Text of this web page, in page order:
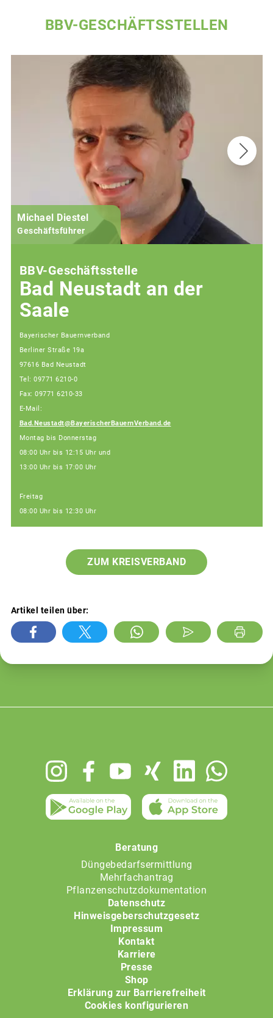
BBV-GESCHÄFTSSTELLEN
Michael Diestel
Geschäftsführer
BBV-Geschäftsstelle
Bad Neustadt an der
Saale
Bayerischer Bauernverband
Berliner Straße 19a
97616 Bad Neustadt
Tel: 09771 6210-0
Fax: 09771 6210-33
E-Mail:
Bad.Neustadt@BayerischerBauernVerband.de
Montag bis Donnerstag
08:00 Uhr bis 12:15 Uhr und
13:00 Uhr bis 17:00 Uhr
Freitag
08:00 Uhr bis 12:30 Uhr
ZUM KREISVERBAND
Artikel teilen über:
Beratung
Düngebedarfsermittlung
Mehrfachantrag
Pflanzenschutzdokumentation
Datenschutz
Hinweisgeberschutzgesetz
Impressum
Kontakt
Karriere
Presse
Shop
Erklärung zur Barrierefreiheit
Cookies konfigurieren